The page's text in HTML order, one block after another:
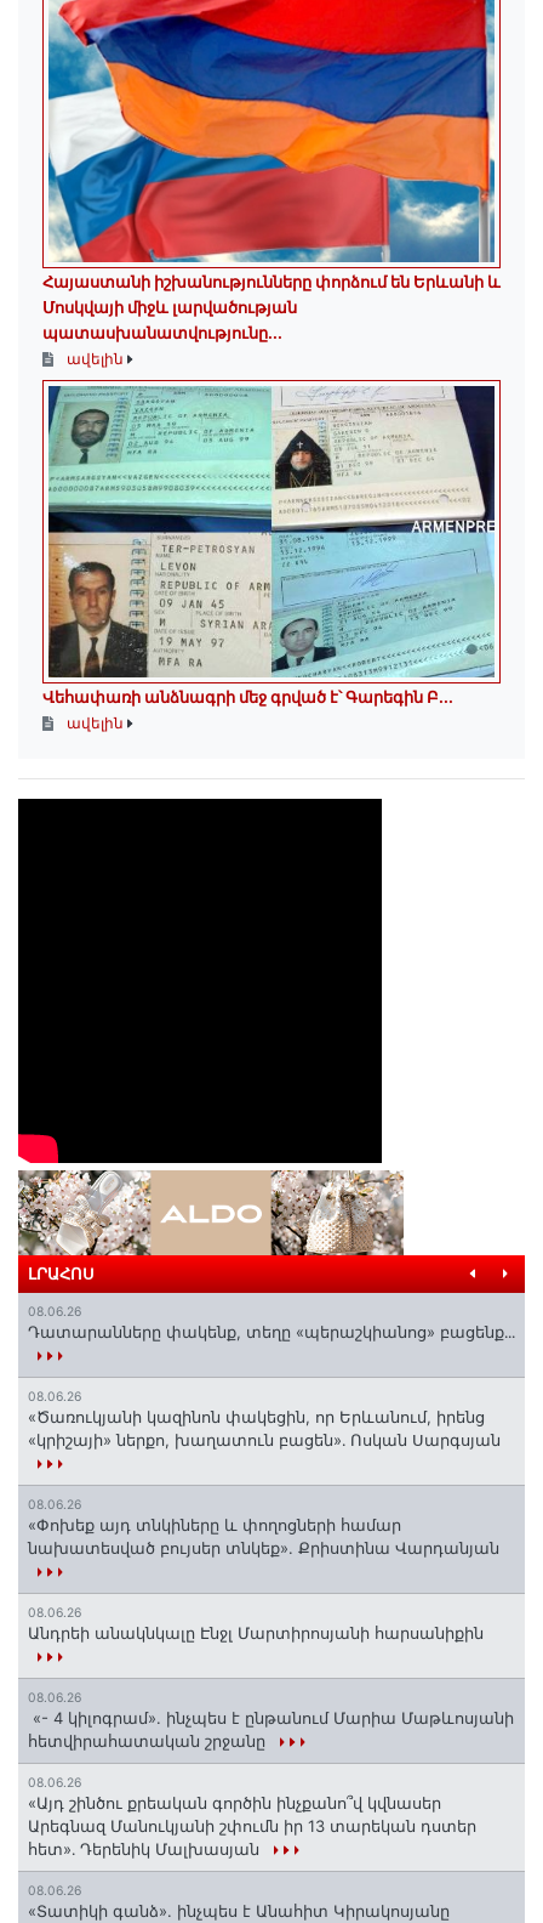
Հայաստանի իշխանությունները փորձում են Երևանի և
Մոսկվայի միջև լարվածության
պատասխանատվությունը...
ավելին
Վեհափառի անձնագրի մեջ գրված է՝ Գարեգին Բ...
ավելին
ԼՐԱՀՈՍ
08.06.26
Դատարանները փակենք, տեղը «պերաշկիանոց» բացենք․․․
08.06.26
«Ծառուկյանի կազինոն փակեցին, որ Երևանում, իրենց
«կրիշայի» ներքո, խաղատուն բացեն»․ Ոսկան Սարգսյան
08.06.26
«Փոխեք այդ տնկիները և փողոցների համար
նախատեսված բույսեր տնկեք». Քրիստինա Վարդանյան
08.06.26
Անդրեի անակնկալը Էնջլ Մարտիրոսյանի հարսանիքին
08.06.26
«- 4 կիլոգրամ». ինչպես է ընթանում Մարիա Մաթևոսյանի
հետվիրահատական շրջանը
08.06.26
«Այդ շինծու քրեական գործին ինչքանո՞վ կվնասեր
Արեգնազ Մանուկյանի շփումն իր 13 տարեկան դստեր
հետ»․ Դերենիկ Մալխասյան
08.06.26
«Տատիկի գանձ». ինչպես է Անահիտ Կիրակոսյանը